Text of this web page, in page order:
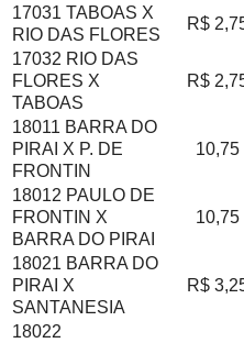
17031 TABOAS X
RIO DAS FLORES
R$
17032 RIO DAS
FLORES X
TABOAS
R$
18011 BARRA DO
PIRAI X P. DE
FRONTIN
10,75
18012 PAULO DE
FRONTIN X
BARRA DO PIRAI
10,75
18021 BARRA DO
PIRAI X
SANTANESIA
R$
18022